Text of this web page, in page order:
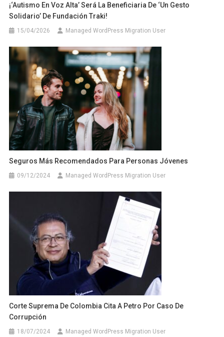
¡‘Autismo En Voz Alta’ Será La Beneficiaria De ‘Un Gesto
Solidario’ De Fundación Traki!
15/04/2026 Managed WordPress Migration User
Seguros Más Recomendados Para Personas Jóvenes
09/12/2024 Managed WordPress Migration User
Corte Suprema De Colombia Cita A Petro Por Caso De
Corrupción
18/07/2024 Managed WordPress Migration User